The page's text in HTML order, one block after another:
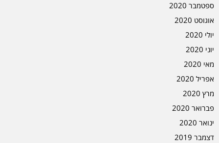
ספטמבר 2020
אוגוסט 2020
יולי 2020
יוני 2020
מאי 2020
אפריל 2020
מרץ 2020
פברואר 2020
ינואר 2020
דצמבר 2019